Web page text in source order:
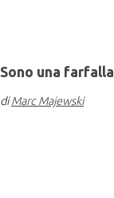
Sono una farfalla
diMarc Majewski